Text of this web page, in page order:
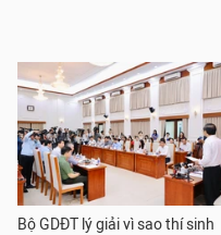
Bộ GDĐT lý giải vì sao thí sinh